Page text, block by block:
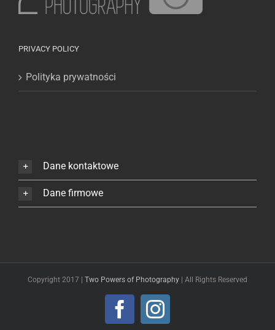
PRIVACY POLICY
Polityka prywatności
Dane kontaktowe
Dane firmowe
Copyright 2017 | Two Powers of Photography | All Rights Reserved
FacebookInstagram